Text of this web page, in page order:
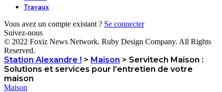
Travaux
Vous avez un compte existant ? Se connecter
Suivez-nous
© 2022 Foxiz News Network. Ruby Design Company. All Rights
Reserved.
Station Alexandre ! > Maison > Servitech Maison :
Solutions et services pour l’entretien de votre
maison
Maison